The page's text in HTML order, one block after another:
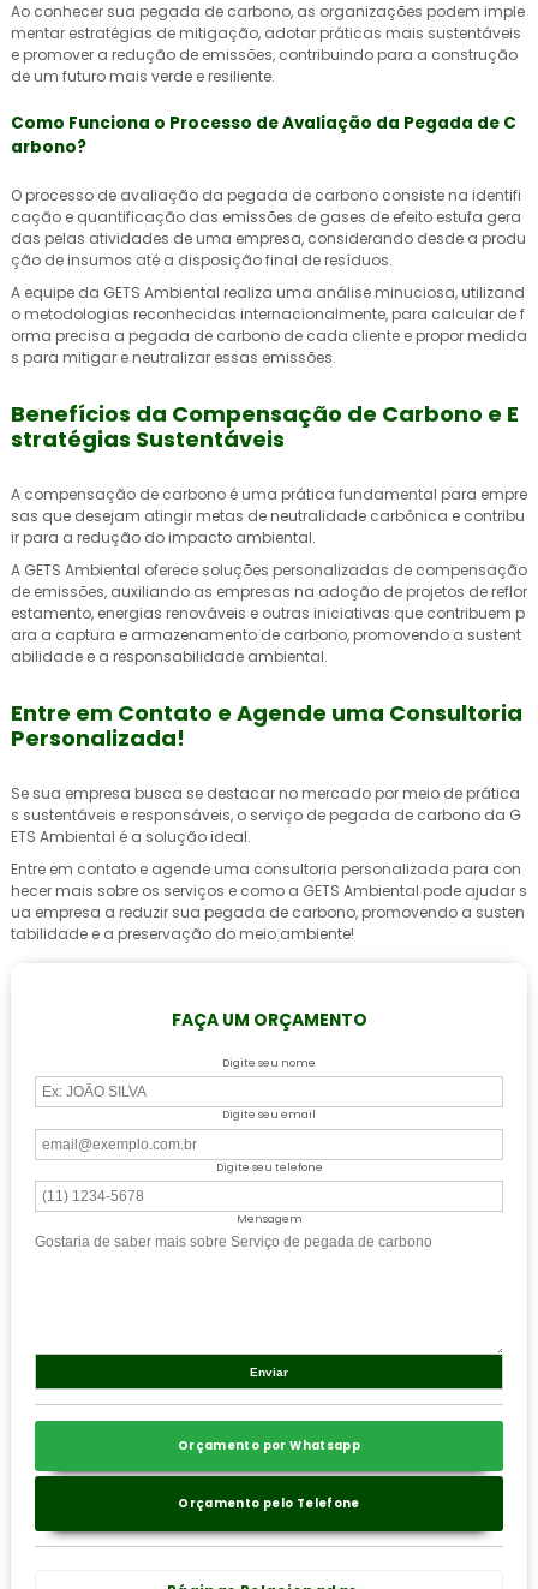
Ao conhecer sua pegada de carbono, as organizações podem imple
mentar estratégias de mitigação, adotar práticas mais sustentáveis
e promover a redução de emissões, contribuindo para a construção
de um futuro mais verde e resiliente.
Como Funciona o Processo de Avaliação da Pegada de C
arbono?
O processo de avaliação da pegada de carbono consiste na identifi
cação e quantificação das emissões de gases de efeito estufa gera
das pelas atividades de uma empresa, considerando desde a produ
ção de insumos até a disposição final de resíduos.
A equipe da GETS Ambiental realiza uma análise minuciosa, utilizand
o metodologias reconhecidas internacionalmente, para calcular de f
orma precisa a pegada de carbono de cada cliente e propor medida
s para mitigar e neutralizar essas emissões.
Benefícios da Compensação de Carbono e E
stratégias Sustentáveis
A compensação de carbono é uma prática fundamental para empre
sas que desejam atingir metas de neutralidade carbônica e contribu
ir para a redução do impacto ambiental.
A GETS Ambiental oferece soluções personalizadas de compensação
de emissões, auxiliando as empresas na adoção de projetos de reflor
estamento, energias renováveis e outras iniciativas que contribuem p
ara a captura e armazenamento de carbono, promovendo a sustent
abilidade e a responsabilidade ambiental.
Entre em Contato e Agende uma Consultoria
Personalizada!
Se sua empresa busca se destacar no mercado por meio de prática
s sustentáveis e responsáveis, o serviço de pegada de carbono da G
ETS Ambiental é a solução ideal.
Entre em contato e agende uma consultoria personalizada para con
hecer mais sobre os serviços e como a GETS Ambiental pode ajudar s
ua empresa a reduzir sua pegada de carbono, promovendo a susten
tabilidade e a preservação do meio ambiente!
FAÇA UM ORÇAMENTO
Digite seu nome
Digite seu email
Digite seu telefone
Mensagem
Orçamento por Whatsapp
Orçamento pelo Telefone